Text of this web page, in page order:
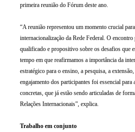
primeira reunião do Fórum deste ano.
“A reunião representou um momento crucial
internacionalização da Rede Federal. O
qualificado e propositivo sobre os desafios que
tempo em que reafirmamos a importância da
estratégico para o ensino, a pesquisa, a
engajamento dos participantes foi essencial para
concretas, que já estão sendo articuladas de
Relações Internacionais”, explica.
Trabalho em conjunto